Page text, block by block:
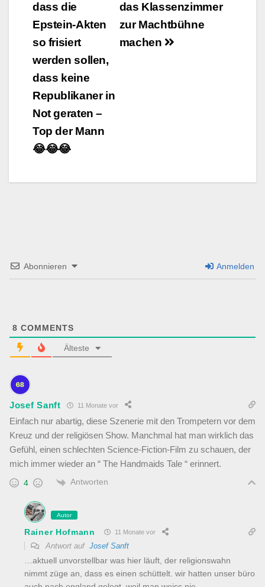
das Klassenzimmer
zur Machtbühne
machen
dass die
Epstein-Akten
so frisiert
werden sollen,
dass keine
Republikaner in
Not geraten –
Top der Mann
😂😂😂
Abonnieren Anmelden
8 COMMENTS
Älteste
Josef Sanft 11 Monate vor
Einfach nur abartig, diese Szenerie mit den Trompetern vor dem
Kreuz und der religiösen Show. Manchmal hat man wirklich das
Gefühl, einen schlechten Science-Fiction-Film zu schauen, der
mich immer wieder an “ The Handmaids Tale “ erinnert.
4 Antworten
Autor
Rainer Hofmann 11 Monate vor
Antwort auf Josef Sanft
…aktuell unvorstellbar was hier läuft, der religionswahn
nimmt züge an, dass es einen schüttelt. wir hatten unser büro